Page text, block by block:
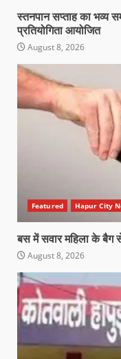
स्तनपान सप्ताह का भव्य
प्रतियोगिता आयोजित
August 8, 2026
Featured Hapur City
बस में सवार महिला के बैग
August 8, 2026